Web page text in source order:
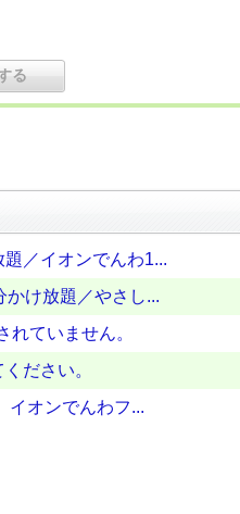
／イオンでんわ1...
け放題／やさし...
ていません。
ださい。
イオンでんわフ...